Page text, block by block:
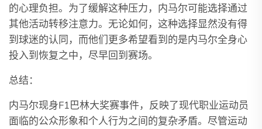
的心理负担。为了缓解这种压力，内马尔可能选择通过
其他活动转移注意力。无论如何，这种选择显然没有得
到球迷的认同，而他们更多希望看到的是内马尔全身心
投入到恢复之中，尽早回到赛场。
总结：
内马尔现身F1巴林大奖赛事件，反映了现代职业运动员
面临的公众形象和个人行为之间的复杂矛盾。尽管运动